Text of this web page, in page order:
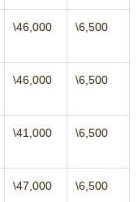
\46,000 \6,500
\46,000 \6,500
\41,000 \6,500
\47,000 \6,500